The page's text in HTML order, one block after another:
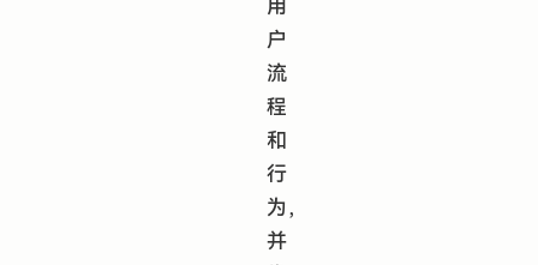
用
户
流
程
和
行
为，
并